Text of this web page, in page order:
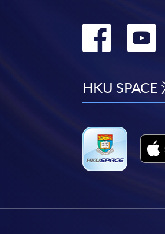
轉
HKU